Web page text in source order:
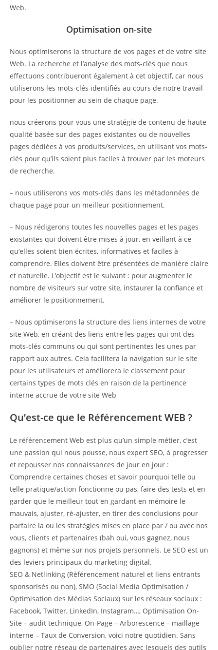
Web.
Optimisation on-site
Nous optimiserons la structure de vos pages et de votre site
Web. La recherche et l’analyse des mots-clés que nous
effectuons contribueront également à cet objectif, car nous
utiliserons les mots-clés identifiés au cours de notre travail
pour les positionner au sein de chaque page.
nous créerons pour vous une stratégie de contenu de haute
qualité basée sur des pages existantes ou de nouvelles
pages dédiées à vos produits/services, en utilisant vos mots-
clés pour qu’ils soient plus faciles à trouver par les moteurs
de recherche.
– nous utiliserons vos mots-clés dans les métadonnées de
chaque page pour un meilleur positionnement.
– Nous rédigerons toutes les nouvelles pages et les pages
existantes qui doivent être mises à jour, en veillant à ce
qu’elles soient bien écrites, informatives et faciles à
comprendre. Elles doivent être présentées de manière claire
et naturelle. L’objectif est le suivant : pour augmenter le
nombre de visiteurs sur votre site, instaurer la confiance et
améliorer le positionnement.
– Nous optimiserons la structure des liens internes de votre
site Web, en créant des liens entre les pages qui ont des
mots-clés communs ou qui sont pertinentes les unes par
rapport aux autres. Cela facilitera la navigation sur le site
pour les utilisateurs et améliorera le classement pour
certains types de mots clés en raison de la pertinence
interne accrue de votre site Web
Qu’est-ce que le Référencement WEB ?
Le référencement Web est plus qu’un simple métier, c’est
une passion qui nous pousse, nous expert SEO, à progresser
et repousser nos connaissances de jour en jour :
Comprendre certaines choses et savoir pourquoi telle ou
telle pratique/action fonctionne ou pas, faire des tests et en
garder que le meilleur tout en gardant en mémoire le
mauvais, ajuster, ré-ajuster, en tirer des conclusions pour
parfaire la ou les stratégies mises en place par / ou avec nos
vous, clients et partenaires (bah oui, vous gagnez, nous
gagnons) et même sur nos projets personnels. Le SEO est un
des leviers principaux du marketing digital.
SEO & Netlinking (Référencement naturel et liens entrants
sponsorisés ou non), SMO (Social Media Optimisation /
Optimisation des Médias Sociaux) sur les réseaux sociaux :
Facebook, Twitter, LinkedIn, Instagram…, Optimisation On-
Site – audit technique, On-Page – Arborescence – maillage
interne – Taux de Conversion, voici notre quotidien. Sans
oublier notre réseau de partenaires avec lesquels des outils